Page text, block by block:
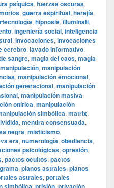
psíquica, fuerzas oscuras,
, guerra espiritual, herejía,
, hipnosis, illuminati,
, ingeniería social, inteligencia
, invocaciones, invocaciones
cerebro, lavado informativo,
sangre, magia del caos, magia
manipulación, manipulación
, manipulación emocional,
generacional, manipulación
, manipulación masiva,
onírica, manipulación
simbólica, matrix,
, mentira consensuada,
negra, misticismo,
era, numerología, obediencia,
psicológicas, opresión,
, pactos ocultos, pactos
, planos astrales, planos
astrales, portales